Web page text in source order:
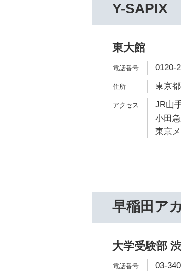
Y-SAPIX
東大館
0120-
東京
JR山
小田
東京
早稲田ア
大学受験部
03-